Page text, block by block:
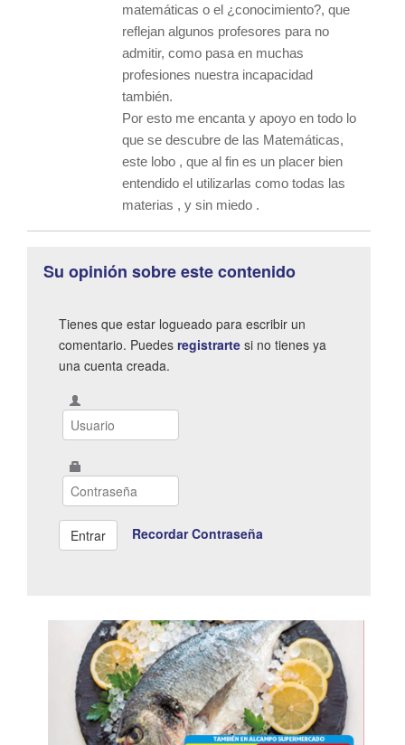
matemáticas o el ¿conocimiento?, que
reflejan algunos profesores para no
admitir, como pasa en muchas
profesiones nuestra incapacidad
también.
Por esto me encanta y apoyo en todo lo
que se descubre de las Matemáticas,
este lobo , que al fin es un placer bien
entendido el utilizarlas como todas las
materias , y sin miedo .
Su opinión sobre este contenido
Tienes que estar logueado para escribir un
comentario. Puedes registrarte si no tienes ya
una cuenta creada.
Recordar Contraseña